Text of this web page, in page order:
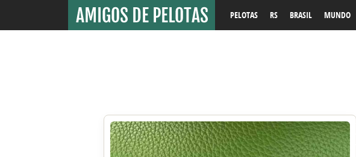
PELOTAS RS BRASIL MUNDO